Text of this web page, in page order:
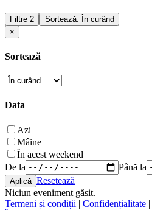
Filtre 2
Sortează: În curând
×
Sortează
Data
Azi
Mâine
În acest weekend
De la
Până la
Resetează
Niciun eveniment găsit.
Termeni și condiții | Confidențialitate |